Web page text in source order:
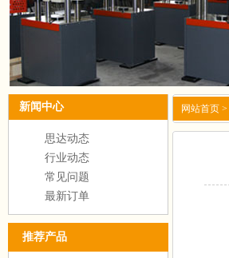
新闻中心
思达动态
行业动态
常见问题
最新订单
推荐产品
网站首页 >